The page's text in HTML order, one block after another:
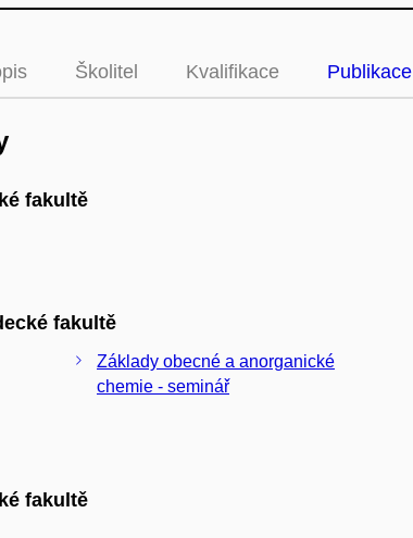
Školitel Kvalifikace Publikace
fakultě
fakultě
Základy obecné a anorganické
chemie - seminář
fakultě